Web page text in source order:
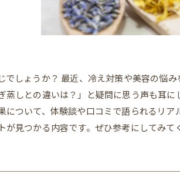
でしょうか？ 最近、冷え対策や美容の
しとの違いは？」と疑問に思う声も耳
について、体験談や口コミで語られるリ
が見つかる内容です。ぜひ参考にしてみて